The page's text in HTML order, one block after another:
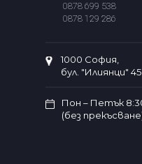
0878 699 538
0878 129 286
1000 София,
бул. "Илиянци" 45
Пон – Петък
(без